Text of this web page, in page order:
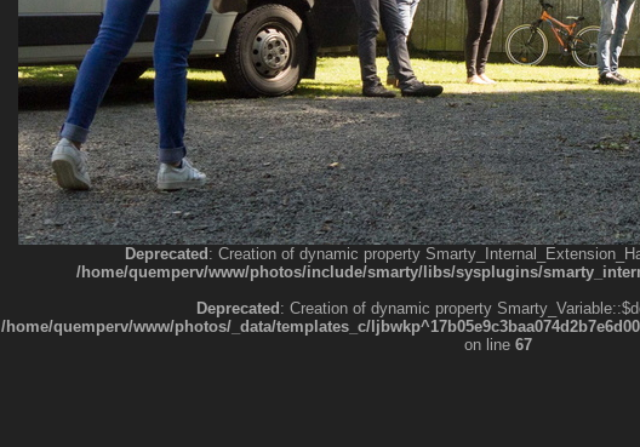
Deprecated: Creation of dynamic property
/home/quemperv/www/photos/include/smarty/libs/sysplugins/
Deprecated: Creation of dynamic property
/home/quemperv/www/photos/_data/templates_c/
on line 67